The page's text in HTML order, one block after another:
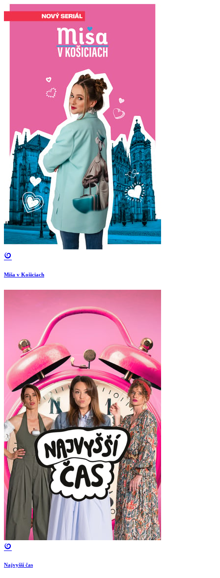
Miša v Košiciach
Najvyšší čas